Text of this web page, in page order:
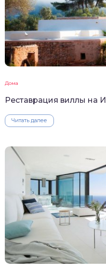
Дома
Реставрация виллы на
Читать далее